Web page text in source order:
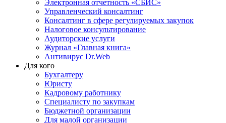
Электронная отчетность «СБИС»
Управленческий консалтинг
Консалтинг в сфере регулируемых закупок
Налоговое консультирование
Аудиторские услуги
Журнал «Главная книга»
Антивирус Dr.Web
Для кого
Бухгалтеру
Юристу
Кадровому работнику
Специалисту по закупкам
Бюджетной организации
Для малой организации